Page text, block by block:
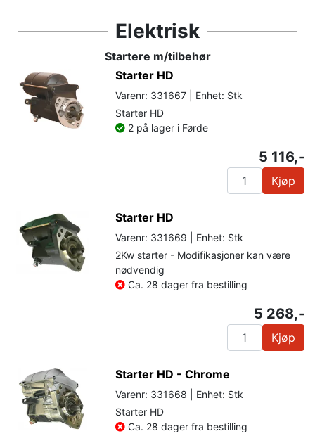
Elektrisk
Startere m/tilbehør
Starter HD
Varenr: 331667 | Enhet: Stk
Starter HD
2 på lager i Førde
5 116,-
Kjøp
Starter HD
Varenr: 331669 | Enhet: Stk
2Kw starter - Modifikasjoner kan være
nødvendig
Ca. 28 dager fra bestilling
5 268,-
Kjøp
Starter HD - Chrome
Varenr: 331668 | Enhet: Stk
Starter HD
Ca. 28 dager fra bestilling